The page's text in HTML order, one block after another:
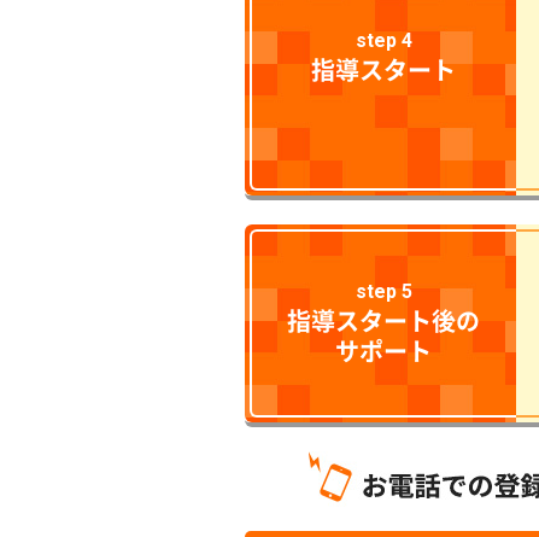
step 4
指導スタート
step 5
指導スタート後の
サポート